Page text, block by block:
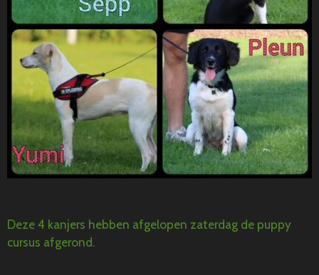
Deze 4 kanjers hebben afgelopen zaterdag de puppy
cursus afgerond.